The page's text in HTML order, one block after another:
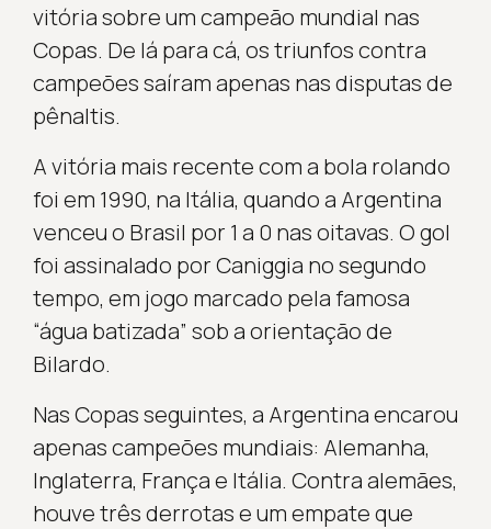
vitória sobre um campeão mundial nas
Copas. De lá para cá, os triunfos contra
campeões saíram apenas nas disputas de
pênaltis.
A vitória mais recente com a bola rolando
foi em 1990, na Itália, quando a Argentina
venceu o Brasil por 1 a 0 nas oitavas. O gol
foi assinalado por Caniggia no segundo
tempo, em jogo marcado pela famosa
“água batizada” sob a orientação de
Bilardo.
Nas Copas seguintes, a Argentina encarou
apenas campeões mundiais: Alemanha,
Inglaterra, França e Itália. Contra alemães,
houve três derrotas e um empate que